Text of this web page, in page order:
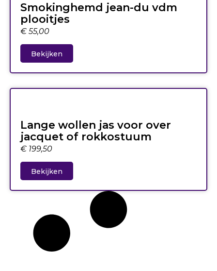
Smokinghemd jean-du vdm
plooitjes
€ 55,00
Bekijken
Lange wollen jas voor over
jacquet of rokkostuum
€ 199,50
Bekijken